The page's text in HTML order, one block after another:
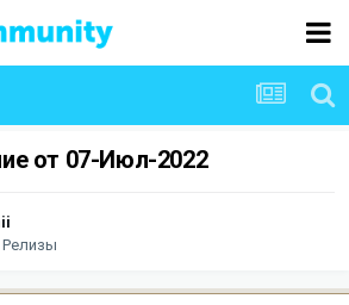
от 07-Июл-2022
Релизы